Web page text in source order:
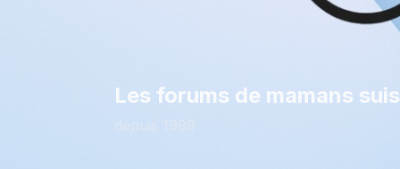
Les forums de mamans